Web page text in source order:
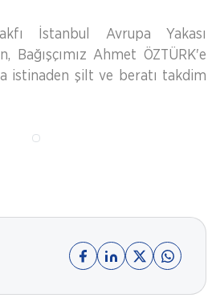
İstanbul Avrupa Yakası
Bağışçımız Ahmet ÖZTÜRK'e
istinaden şilt ve beratı takdim